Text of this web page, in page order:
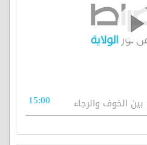
15:00